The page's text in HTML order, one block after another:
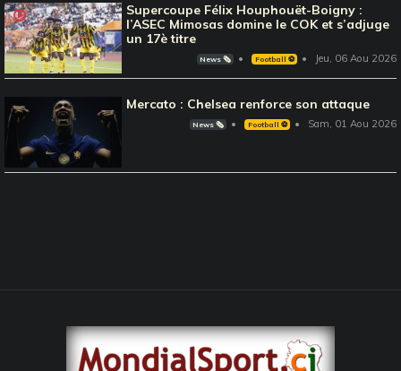
Supercoupe Félix Houphouët-Boigny :
l’ASEC Mimosas domine le COK et s’adjuge
un 17è titre
News 🗞️ Football ⚽️ Jeu, 06 Aou 2026
Mercato : Chelsea renforce son attaque
News 🗞️ Football ⚽️ Sam, 01 Aou 2026